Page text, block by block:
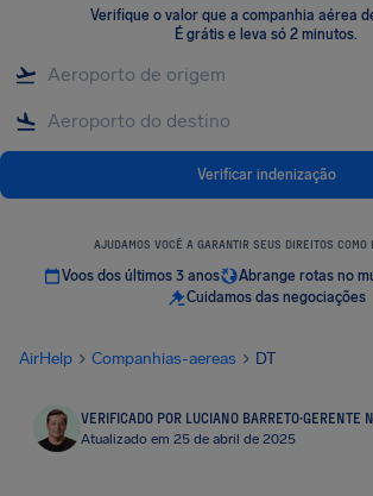
Verifique o valor que a companhia aérea
É grátis e leva só 2 minutos.
Verificar indenização
AJUDAMOS VOCÊ A GARANTIR SEUS DIREITOS COMO
Voos dos últimos 3 anos
Abrange rotas no
Cuidamos das negociações
AirHelp Companhias-aereas DT
VERIFICADO POR LUCIANO BARRETO·GERENTE
Atualizado em 25 de abril de 2025